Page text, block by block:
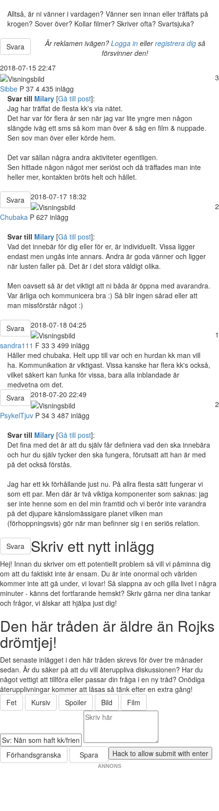
Alltså, är ni vänner i vardagen? Vänner sen innan eller träffats på
krogen? Sover över? Kollar filmer? Skriver ofta? Svartsjuka?
Svara Är reklamen ivägen? Logga inellerregistrera digså
försvinner den!
2018-07-15 22:47
3
Sibbe P 37 4 435 inlägg
Svar till Milary [Gå till post]:
Jag har träffat de flesta kk's via nätet.
Det har var för flera år sen när jag var lite yngre men någon
slängde iväg ett sms så kom man över & såg en film & nuppade.
Sen sov man över eller körde hem.
Det var sällan några andra aktiviteter egentligen.
Sen hittade någon något mer seriöst och då träffades man inte
heller mer, kontakten bröts helt och hållet.
Svara
2018-07-17 18:32
2
Chubaka P 627 inlägg
Svar till Milary [Gå till post]:
Vad det innebär för dig eller för er, är individuellt. Vissa ligger
endast men ungås inte annars. Andra är goda vänner och ligger
när lusten faller på. Det är i det stora väldigt olika.
Men oavsett så är det viktigt att ni båda är öppna med avarandra.
Var ärliga och kommunicera bra :) Så blir ingen sårad eller att
man missförstår något :)
Svara
2018-07-18 04:25
1
sandra111 F 33 3 499 inlägg
Håller med chubaka. Helt upp till var och en hurdan kk man vill
ha. Kommunikation är viktigast. Vissa kanske har flera kk's också,
vilket säkert kan funka för vissa, bara alla inblandade är
medvetna om det.
Svara
2018-07-20 22:49
2
PsykelTjuv P 34 3 487 inlägg
Svar till Milary [Gå till post]:
Det fina med det är att du själv får definiera vad den ska innebära
och hur du själv tycker den ska fungera, förutsatt att han är med
på det också förstås.
Jag har ett kk förhållande just nu. På allra flesta sätt fungerar vi
som ett par. Men där är två viktiga komponenter som saknas: jag
ser inte henne som en del min framtid och vi berör inte varandra
på det djupare känslomässigare planet vilken man
(förhoppningsvis) gör när man befinner sig i en seriös relation.
Svara Skriv ett nytt inlägg
Hej! Innan du skriver om ett potentiellt problem så vill vi påminna dig
om att du faktiskt inte är ensam. Du är inte onormal och världen
kommer inte att gå under, vi lovar! Så slappna av och gilla livet i några
minuter - känns det fortfarande hemskt? Skriv gärna ner dina tankar
och frågor, vi älskar att hjälpa just dig!
Den här tråden är äldre än Rojks
drömtjej!
Det senaste inlägget i den här tråden skrevs för över tre månader
sedan. Är du säker på att du vill återuppliva diskussionen? Har du
något vettigt att tillföra eller passar din fråga i en ny tråd? Onödiga
återupplivningar kommer att låsas så tänk efter en extra gång!
Fet
Kursiv Spoiler Bild Film
Förhandsgranska Spara
ANNONS